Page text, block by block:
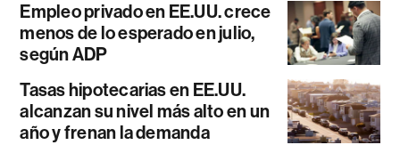
Empleo privado en EE.UU. crece
menos de lo esperado en julio,
según ADP
Tasas hipotecarias en EE.UU.
alcanzan su nivel más alto en un
año y frenan la demanda